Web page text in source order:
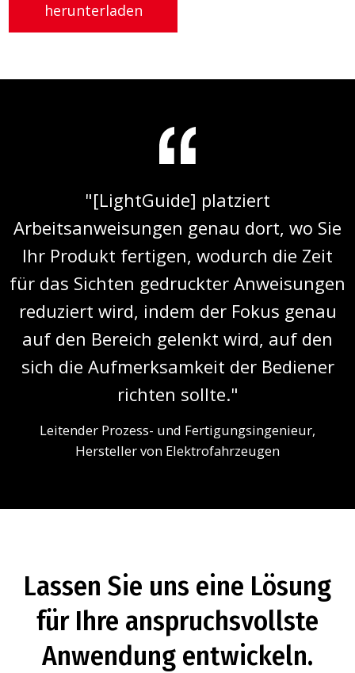
herunterladen
"[LightGuide] platziert
Arbeitsanweisungen genau dort, wo Sie
Ihr Produkt fertigen, wodurch die Zeit
für das Sichten gedruckter Anweisungen
reduziert wird, indem der Fokus genau
auf den Bereich gelenkt wird, auf den
sich die Aufmerksamkeit der Bediener
richten sollte."
Leitender Prozess- und Fertigungsingenieur,
Hersteller von Elektrofahrzeugen
Lassen Sie uns eine Lösung
für Ihre anspruchsvollste
Anwendung entwickeln.